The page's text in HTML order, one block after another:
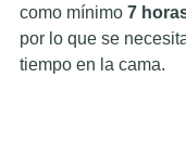
como mínimo 7
por lo que se
tiempo en la cama.